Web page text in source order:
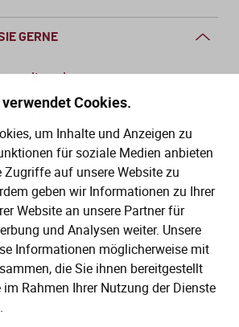
Cookies.
um Inhalte und Anzeigen zu
für soziale Medien anbieten
auf unsere Website zu
geben wir Informationen zu Ihrer
Website an unsere Partner für
und Analysen weiter. Unsere
Informationen möglicherweise mit
die Sie ihnen bereitgestellt
Rahmen Ihrer Nutzung der Dienste
GERNE
medien.de
Uhr
Uhr